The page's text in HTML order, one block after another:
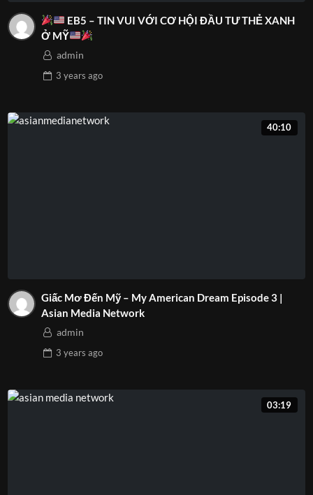
EB5 – TIN VUI VỚI CƠ HỘI ĐẦU TƯ THẺ XANH
Ở MỸ
admin
3 years ago
40:10
Giấc Mơ Đến Mỹ – My American Dream Episode 3 |
Asian Media Network
admin
3 years ago
03:19